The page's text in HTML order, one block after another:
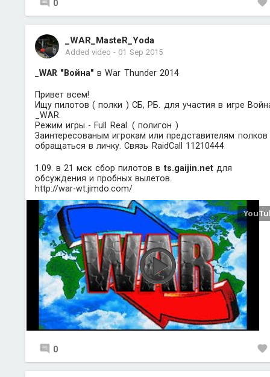
0
_WAR_MasteR_Yoda
Added video - 01 Sep 2015
_WAR "Война"в War Thunder 2014
Привет всем!
Ищу пилотов ( полки ) СБ, РБ. для участия в игре
_WAR.
Режим игры - Full Real. ( полигон )
Заинтересованым игрокам или представителям полков
обращаться в личку. Связь RaidCall 11210444
1.09. в 21 мск сбор пилотов в ts.gaijin.netдля
обсуждения и пробных вылетов.
http://war-wt.jimdo.com/
0